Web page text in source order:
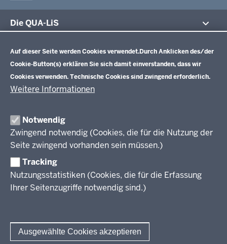
Auf dieser Seite werden Cookies verwendet.Durch Anklicken des/der
Cookie-Button(s) erklären Sie sich damit einverstanden, dass wir
Cookies verwenden. Technische Cookies sind zwingend erforderlich.
Weitere Informationen
Notwendig
Zwingend notwendig (Cookies, die für die Nutzung der
Seite zwingend vorhanden sein müssen.)
Tracking
Nutzungsstatistiken (Cookies, die für die Erfassung
Ihrer Seitenzugriffe notwendig sind.)
Ausgewählte Cookies akzeptieren
Die QUA-LiS
Veröffentlichungen
Leitbild
Stellenangebote
Über uns
Schulentwicklung NRW
Schulentwicklung
Unterricht
Professionalisierung
Standardsicherung NRW
Berufsbildung NRW
Erwachsenenbildung
Wir über uns
Berichtswesen Weiterbildung
ElternMitWirkung NRW
Amtsblattabonnieren